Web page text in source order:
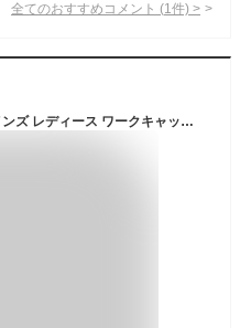
全てのおすすめコメント (1 件) >
Champion チャンピオン キャップ メンズ レディース ワークキャップ 帽子 スクリプト シートワーク ユニセックス ブランド 人気 トレンド ペアルック アウトドア ウォーキング 父の日 贈り物 プレゼント (M, ベージュ)